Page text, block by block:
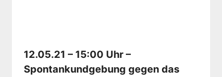
12.05.21 – 15:00 Uhr –
Spontankundgebung gegen das